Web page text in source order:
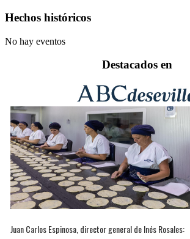
Hechos históricos
No hay eventos
Destacados en
Juan Carlos Espinosa, director general de Inés Rosales: